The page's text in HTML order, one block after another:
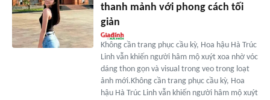
thanh mảnh với phong cách tối
giản
Không cần trang phục cầu kỳ, Hoa hậu Hà Trúc
Linh vẫn khiến người hâm mộ xuýt xoa nhờ vóc
dáng thon gọn và visual trong veo trong loạt
ảnh mới.Không cần trang phục cầu kỳ, Hoa
hậu Hà Trúc Linh vẫn khiến người hâm mộ xuýt